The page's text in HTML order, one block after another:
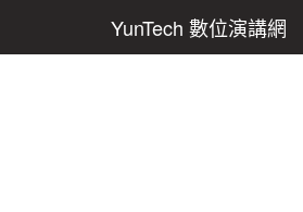
YunTech 數位演講網